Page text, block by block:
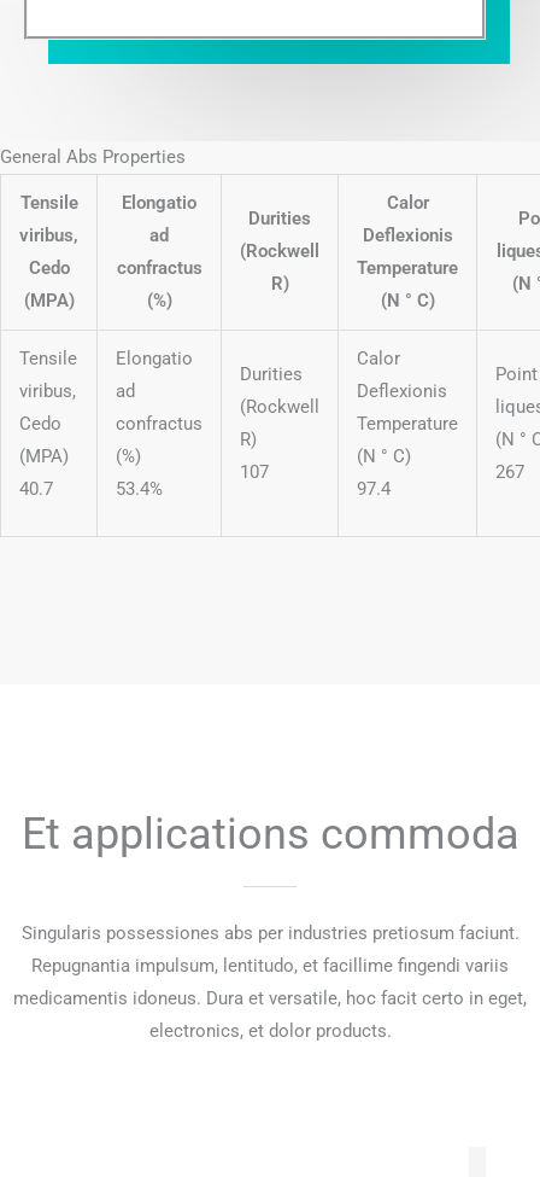
General Abs Properties
Tensile
viribus,
Cedo
(MPA)
Elongatio
ad
confractus
(%)
Durities
(Rockwell
R)
Calor
Deflexionis
Temperature
(N ° C)
(N
Tensile
viribus,
Cedo
(MPA)
40.7
Elongatio
ad
confractus
(%)
53.4%
Durities
(Rockwell
R)
107
Calor
Deflexionis
Temperature
(N ° C)
97.4
Point
(N °
267
Et applications commoda
Singularis possessiones abs per industries pretiosum faciunt.
Repugnantia impulsum, lentitudo, et facillime fingendi variis
medicamentis idoneus. Dura et versatile, hoc facit certo in eget,
electronics, et dolor products.